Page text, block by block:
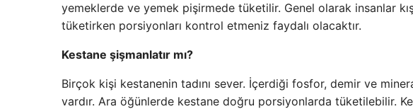
yemeklerde ve yemek pişirmede tüketilir. Genel olarak insanlar kış
tüketirken porsiyonları kontrol etmeniz faydalı olacaktır.
Kestane şişmanlatır mı?
Birçok kişi kestanenin tadını sever. İçerdiği fosfor, demir ve
vardır. Ara öğünlerde kestane doğru porsiyonlarda tüketilebilir.